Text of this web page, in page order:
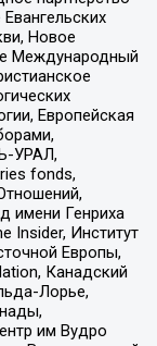
Новое
Международный
Европейская
УРАЛ,
fonds,
Генриха
Insider, Институт
Европы,
Канадский
Лорье,
им Вудро